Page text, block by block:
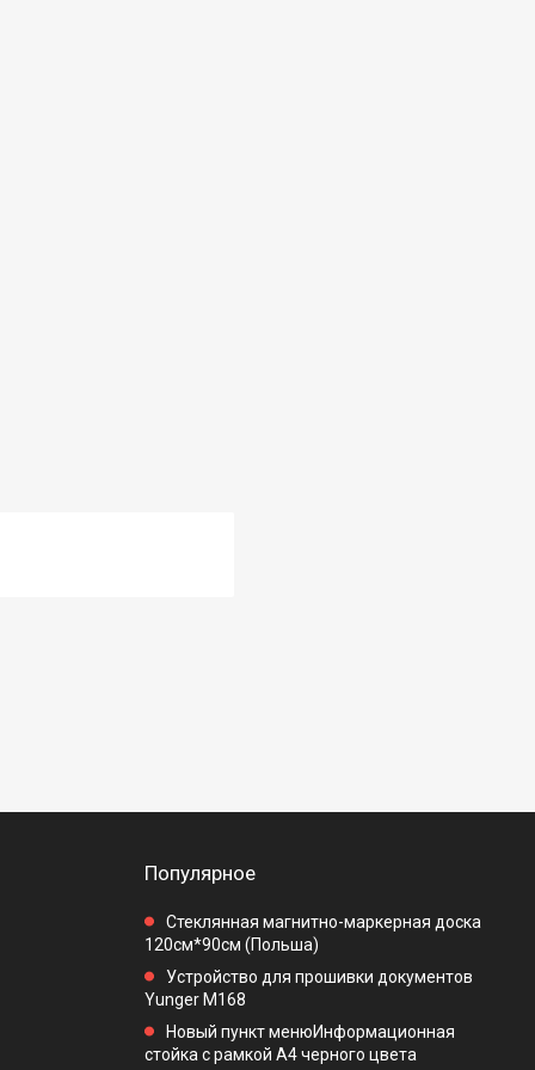
Популярное
Стеклянная магнитно-маркерная доска
120см*90см (Польша)
Устройство для прошивки документов
Yunger M168
Новый пункт менюИнформационная
стойка с рамкой А4 черного цвета